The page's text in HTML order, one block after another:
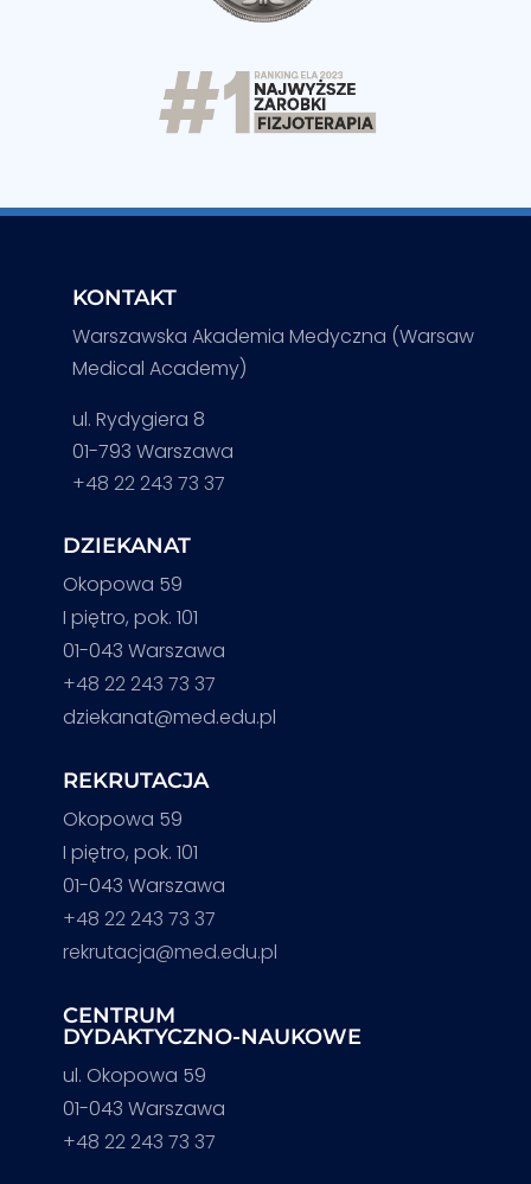
KONTAKT
Warszawska Akademia Medyczna (Warsaw
Medical Academy)
ul. Rydygiera 8
01-793 Warszawa
+48 22 243 73 37
DZIEKANAT
Okopowa 59
I piętro, pok. 101
01-043 Warszawa
+48 22 243 73 37
dziekanat@med.edu.pl
REKRUTACJA
Okopowa 59
I piętro, pok. 101
01-043 Warszawa
+48 22 243 73 37
rekrutacja@med.edu.pl
CENTRUM
DYDAKTYCZNO-NAUKOWE
ul. Okopowa 59
01-043 Warszawa
+48 22 243 73 37